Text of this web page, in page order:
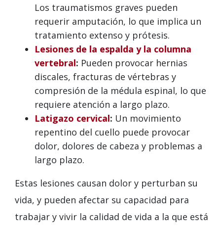
Los traumatismos graves pueden
requerir amputación, lo que implica un
tratamiento extenso y prótesis.
Lesiones de la espalda y la columna
vertebral: Pueden provocar hernias
discales, fracturas de vértebras y
compresión de la médula espinal, lo que
requiere atención a largo plazo.
Latigazo cervical: Un movimiento
repentino del cuello puede provocar
dolor, dolores de cabeza y problemas a
largo plazo.
Estas lesiones causan dolor y perturban su
vida, y pueden afectar su capacidad para
trabajar y vivir la calidad de vida a la que está